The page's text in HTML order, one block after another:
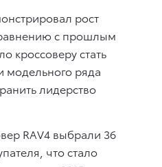
рост
с прошлым
кроссоверу стать
модельного ряда
лидерство
RAV4 выбрали 36
что стало